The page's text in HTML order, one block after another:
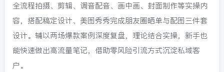
全流程拍摄、剪辑、调音配音、画中画、封面制作等实操内
容，搭配稿定设计、美图秀秀完成朋友圈晒单与配图三件套
设计。辅以两场爆款案例深度复盘，理论结合实操，新手也
能快速做出高流量笔记，借助零风险引流方式沉淀私域客
户。